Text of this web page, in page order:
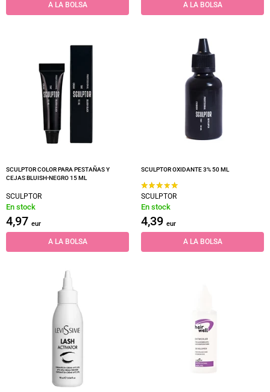
A LA BOLSA A LA BOLSA
SCULPTOR COLOR PARA PESTAÑAS Y
CEJAS BLUISH-NEGRO 15 ML
SCULPTOR
En stock
4,97 eur
A LA BOLSA
SCULPTOR OXIDANTE 3% 50 ML
SCULPTOR
En stock
4,39 eur
A LA BOLSA